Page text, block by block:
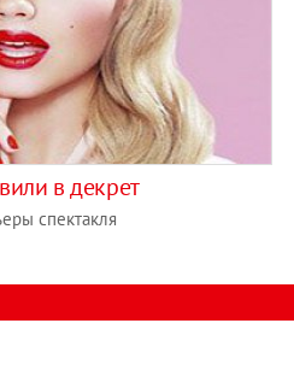
в декрет
спектакля